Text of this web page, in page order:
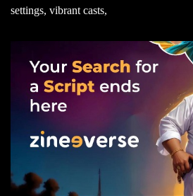
settings, vibrant casts,